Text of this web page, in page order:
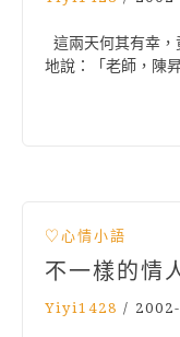
這兩天何其有幸
地說：「老師，陳
♡心情小語
不一樣的情
Yiyi1428 /